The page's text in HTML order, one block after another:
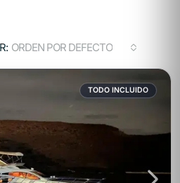
ORDEN POR DEFECTO
TODO INCLUIDO